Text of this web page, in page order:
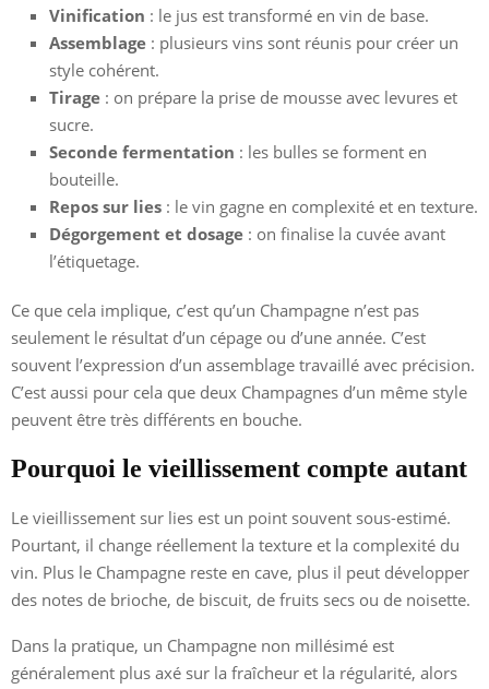
Vinification : le jus est transformé en vin de base.
Assemblage : plusieurs vins sont réunis pour créer un
style cohérent.
Tirage : on prépare la prise de mousse avec levures et
sucre.
Seconde fermentation : les bulles se forment en
bouteille.
Repos sur lies : le vin gagne en complexité et en texture.
Dégorgement et dosage : on finalise la cuvée avant
l’étiquetage.
Ce que cela implique, c’est qu’un Champagne n’est pas
seulement le résultat d’un cépage ou d’une année. C’est
souvent l’expression d’un assemblage travaillé avec précision.
C’est aussi pour cela que deux Champagnes d’un même style
peuvent être très différents en bouche.
Pourquoi le vieillissement compte autant
Le vieillissement sur lies est un point souvent sous-estimé.
Pourtant, il change réellement la texture et la complexité du
vin. Plus le Champagne reste en cave, plus il peut développer
des notes de brioche, de biscuit, de fruits secs ou de noisette.
Dans la pratique, un Champagne non millésimé est
généralement plus axé sur la fraîcheur et la régularité, alors